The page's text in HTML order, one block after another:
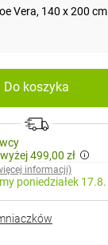
Vera, 140 x 200 cm
Do koszyka
499,00 zł
informacji)
poniedziałek 17.8.